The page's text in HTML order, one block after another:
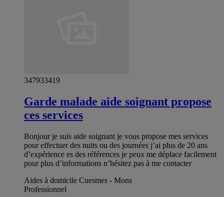
347933419
Garde malade aide soignant propose
ces services
Bonjour je suis aide soignant je vous propose mes services
pour effectuer des nuits ou des journées j’ai plus de 20 ans
d’expérience es des références je peux me déplace facilement
pour plus d’informations n’hésitez pas à me contacter
Aides à domicile Cuesmes - Mons
Professionnel